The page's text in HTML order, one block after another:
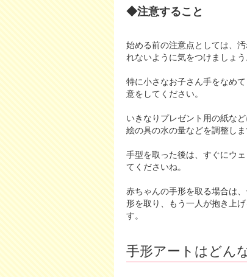
◆注意すること
始める前の注意点としては、
れないように気をつけましょう
特に小さなお子さん手をなめ
意をしてください。
いきなりプレゼント用の紙な
絵の具の水の量などを調整しま
手型を取った後は、すぐにウ
てくださいね。
赤ちゃんの手形を取る場合は
形を取り、もう一人が抱き上
す。
手形アートはどん